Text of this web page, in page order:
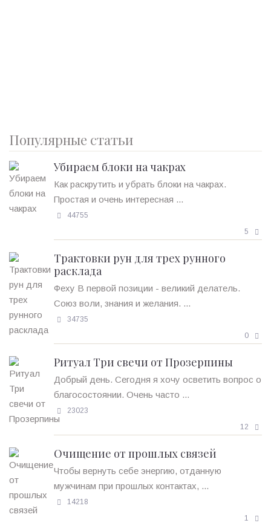
Популярные статьи
Убираем блоки на чакрах
Как раскрутить и убрать блоки на чакрах.
Простая и очень интересная ...
44755
5
Трактовки рун для трех рунного
расклада
Феху В первой позиции - великий делатель.
Союз воли, знания и желания. ...
34735
0
Ритуал Три свечи от Прозерпины
Добрый день. Сегодня я хочу осветить вопрос о
благосостоянии. Очень часто ...
23023
12
Очищение от прошлых связей
Чтобы вернуть себе энергию, отданную
мужчинам при прошлых контактах, ...
14218
1